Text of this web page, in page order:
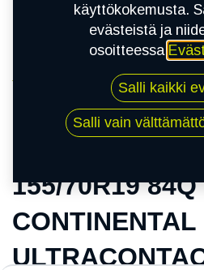
155/70R19 84Q
ULTRACONTACT EVC
155/70R19 84Q
CONTINENTAL
käyttökokemusta.
evästeistä ja
osoitteessa
Salli kaikki
Salli vain